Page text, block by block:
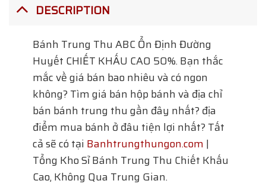
DESCRIPTION
Bánh Trung Thu ABC Ổn Định Đường
Huyết CHIẾT KHẤU CAO 50%. Bạn thắc
mắc về giá bán bao nhiêu và có ngon
không? Tìm giá bán hộp bánh và địa chỉ
bán bánh trung thu gần đây nhất? địa
điểm mua bánh ở đâu tiện lợi nhất? Tất
cả sẽ có tại Banhtrungthungon.com |
Tổng Kho Sỉ Bánh Trung Thu Chiết Khấu
Cao, Không Qua Trung Gian.